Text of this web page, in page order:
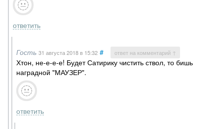
ответить
Гость 31 августа 2018в 15:32 # ответ на комментарий ↑
Хтон, не-е-е-е! Будет Сатирику чистить ствол, то бишь
наградной "МАУЗЕР".
ответить